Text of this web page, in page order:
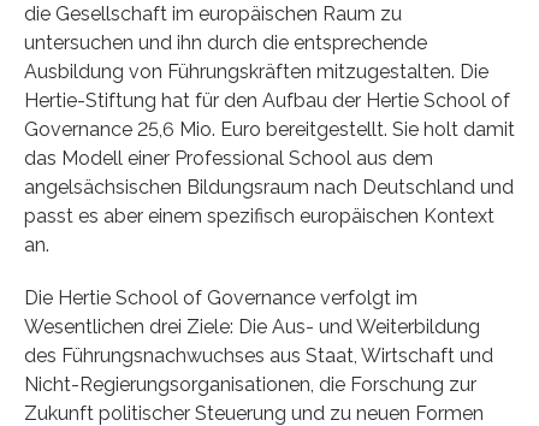
die Gesellschaft im europäischen Raum zu
untersuchen und ihn durch die entsprechende
Ausbildung von Führungskräften mitzugestalten. Die
Hertie-Stiftung hat für den Aufbau der Hertie School of
Governance 25,6 Mio. Euro bereitgestellt. Sie holt damit
das Modell einer Professional School aus dem
angelsächsischen Bildungsraum nach Deutschland und
passt es aber einem spezifisch europäischen Kontext
an.
Die Hertie School of Governance verfolgt im
Wesentlichen drei Ziele: Die Aus- und Weiterbildung
des Führungsnachwuchses aus Staat, Wirtschaft und
Nicht-Regierungsorganisationen, die Forschung zur
Zukunft politischer Steuerung und zu neuen Formen